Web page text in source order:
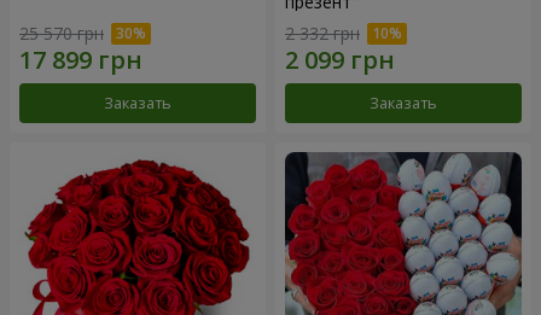
25 570 грн
Заказать
2 332 грн
Заказать